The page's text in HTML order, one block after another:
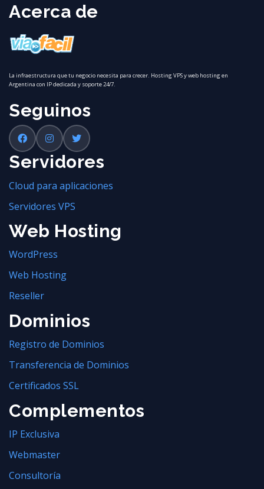
Acerca de
La infraestructura que tu negocio necesita para crecer. Hosting VPS y web hosting en
Argentina con IP dedicada y soporte 24/7.
Seguinos
Servidores
Cloud para aplicaciones
Servidores VPS
Web Hosting
WordPress
Web Hosting
Reseller
Dominios
Registro de Dominios
Transferencia de Dominios
Certificados SSL
Complementos
IP Exclusiva
Webmaster
Consultoría